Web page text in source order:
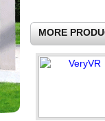
MORE